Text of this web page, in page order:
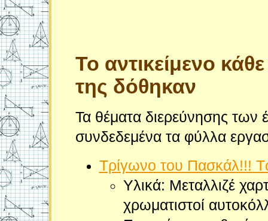
Το αντικείμενο
της δόθηκαν
Τα θέματα διερεύνησης των
συνδεδεμένα τα φύλλα
Τρίγωνο του Πασκάλ!!!
Υλικά: Μεταλλιζέ
χρωματιστοί